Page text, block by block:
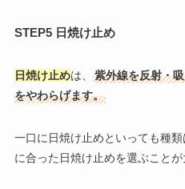
STEP5 日焼け止め
日焼け止めは、
紫外線を反射・
をやわらげます。
一口に日焼け止めといっても種
に合った日焼け止めを選ぶことが